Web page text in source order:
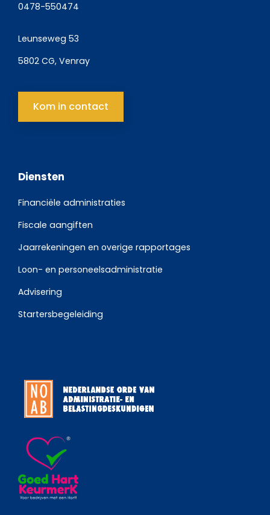
0478-550474
Leunseweg 53
5802 CG, Venray
Kom in contact
Diensten
Financiële administraties
Fiscale aangiften
Jaarrekeningen en overige rapportages
Loon- en personeelsadministratie
Advisering
Startersbegeleiding